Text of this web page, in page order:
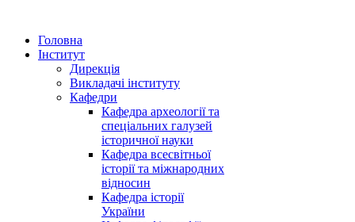
Головна
Інститут
Дирекція
Викладачі інституту
Кафедри
Кафедра археології та
спеціальних галузей
історичної науки
Кафедра всесвітньої
історії та міжнародних
відносин
Кафедра історії
України